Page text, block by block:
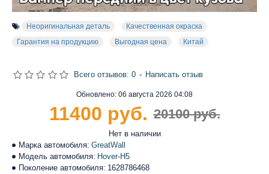
Неоригинальная деталь
Качественная окраска
Гарантия на продукцию
Выгодная цена Китай
Марка автомобиля: GreatWall
Модель автомобиля: Hover-H5
Поколение автомобиля: 1628786468
Обновлено: 06 августа 2026 04:08
Нет в наличии
Всего отзывов: 0 - Написать отзыв
20100 руб.
11400 руб.